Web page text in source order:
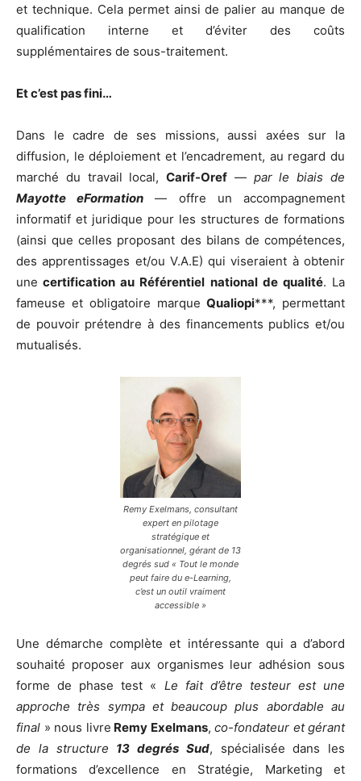
et technique. Cela permet ainsi de palier au manque de
qualification interne et d’éviter des coûts
supplémentaires de sous-traitement.
Et c’est pas fini…
Dans le cadre de ses missions, aussi axées sur la
diffusion, le déploiement et l’encadrement, au regard du
marché du travail local,Carif-Oref — par le biais de
Mayotte eFormation — offre un accompagnement
informatif et juridique pour les structures de formations
(ainsi que celles proposant des bilans de compétences,
des apprentissages et/ou V.A.E) qui viseraient à obtenir
une certification au Référentiel national de qualité. La
fameuse et obligatoire marque Qualiopi***, permettant
de pouvoir prétendre à des financements publics et/ou
mutualisés.
Remy Exelmans, consultant
expert en pilotage
stratégique et
organisationnel, gérant de 13
degrés sud « Tout le monde
peut faire du e-Learning,
c’est un outil vraiment
accessible »
Une démarche complète et intéressante qui a d’abord
souhaité proposer aux organismes leur adhésion sous
forme de phase test « Le fait d’être testeur est une
approche très sympa et beaucoup plus abordable au
final » nous livre Remy Exelmans, co-fondateur et gérant
de la structure 13 degrés Sud, spécialisée dans les
formations d’excellence en Stratégie, Marketing et